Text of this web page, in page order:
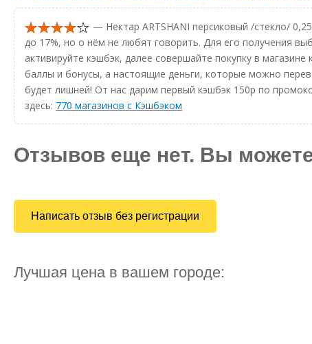
— Нектар ARTSHANI персиковый /стекло/
до 17%, но о нём не любят говорить. Для его получения
активируйте кэшбэк, далее совершайте покупку в
баллы и бонусы, а настоящие деньги, которые можно
будет лишней! От нас дарим первый кэшбэк 150р по
здесь: 770 магазинов с Кэшбэком
Отзывов еще нет. Вы
Написать отзыв без регистрации
Лучшая цена в вашем городе: